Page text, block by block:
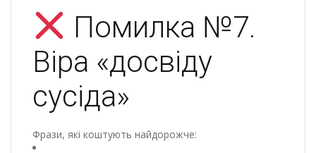
Помилка №7.
Віра «досвіду
сусіда»
Фрази, які коштують найдорожче: